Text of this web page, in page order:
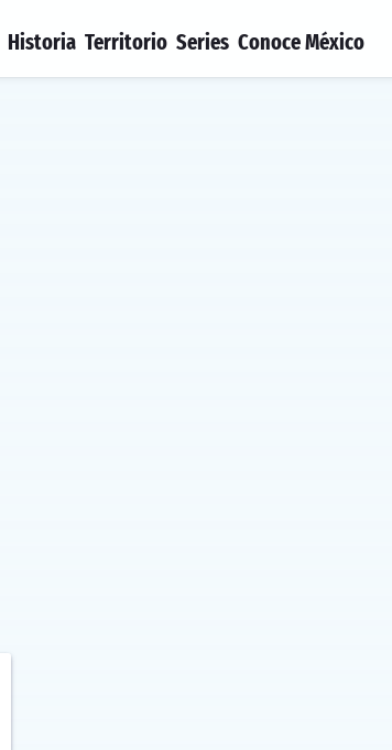
Historia Territorio Series Conoce México